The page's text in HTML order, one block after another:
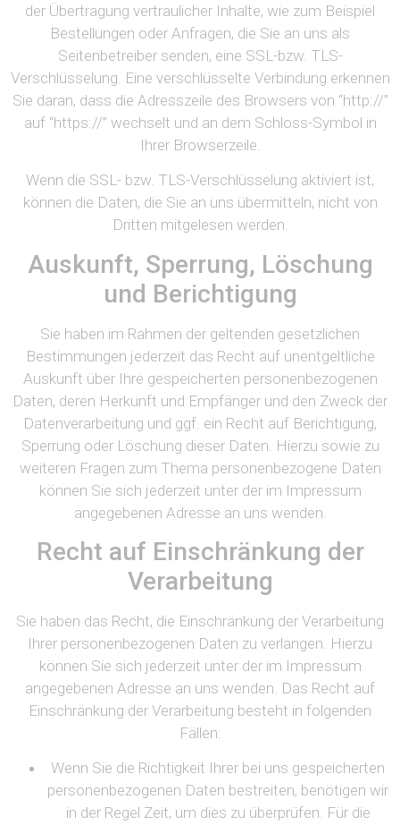
der Übertragung vertraulicher Inhalte, wie zum Beispiel
Bestellungen oder Anfragen, die Sie an uns als
Seitenbetreiber senden, eine SSL-bzw. TLS-
Verschlüsselung. Eine verschlüsselte Verbindung erkennen
Sie daran, dass die Adresszeile des Browsers von “http://”
auf “https://” wechselt und an dem Schloss-Symbol in
Ihrer Browserzeile.
Wenn die SSL- bzw. TLS-Verschlüsselung aktiviert ist,
können die Daten, die Sie an uns übermitteln, nicht von
Dritten mitgelesen werden.
Auskunft, Sperrung, Löschung
und Berichtigung
Sie haben im Rahmen der geltenden gesetzlichen
Bestimmungen jederzeit das Recht auf unentgeltliche
Auskunft über Ihre gespeicherten personenbezogenen
Daten, deren Herkunft und Empfänger und den Zweck der
Datenverarbeitung und ggf. ein Recht auf Berichtigung,
Sperrung oder Löschung dieser Daten. Hierzu sowie zu
weiteren Fragen zum Thema personenbezogene Daten
können Sie sich jederzeit unter der im Impressum
angegebenen Adresse an uns wenden.
Recht auf Einschränkung der
Verarbeitung
Sie haben das Recht, die Einschränkung der Verarbeitung
Ihrer personenbezogenen Daten zu verlangen. Hierzu
können Sie sich jederzeit unter der im Impressum
angegebenen Adresse an uns wenden. Das Recht auf
Einschränkung der Verarbeitung besteht in folgenden
Fällen:
Wenn Sie die Richtigkeit Ihrer bei uns gespeicherten
personenbezogenen Daten bestreiten, benötigen wir
in der Regel Zeit, um dies zu überprüfen. Für die